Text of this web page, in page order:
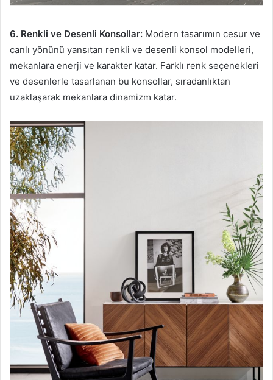
6. Renkli ve Desenli Konsollar: Modern tasarımın cesur ve
canlı yönünü yansıtan renkli ve desenli konsol modelleri,
mekanlara enerji ve karakter katar. Farklı renk seçenekleri
ve desenlerle tasarlanan bu konsollar, sıradanlıktan
uzaklaşarak mekanlara dinamizm katar.